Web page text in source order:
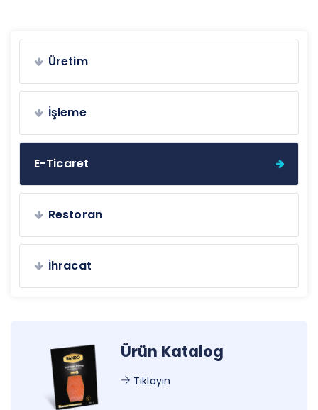
Üretim
İşleme
E-Ticaret
Restoran
İhracat
Ürün Katalog
Tıklayın